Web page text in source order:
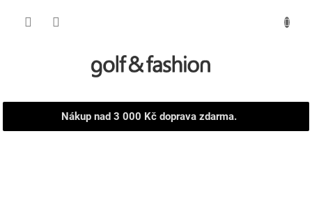
NÁKUPNÍ
Nákup nad 3 000 Kč doprava zdarma.